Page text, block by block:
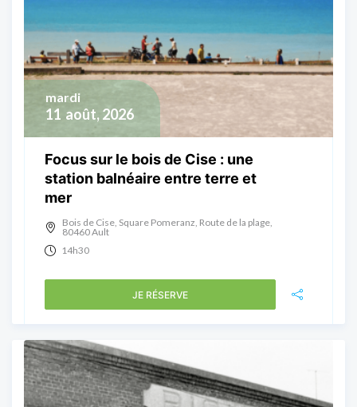
11 août, 2026
mardi
Focus sur le bois de Cise : une
station balnéaire entre terre et
mer
Bois de Cise, Square Pomeranz, Route de la plage,
80460 Ault
14h30
JE RÉSERVE